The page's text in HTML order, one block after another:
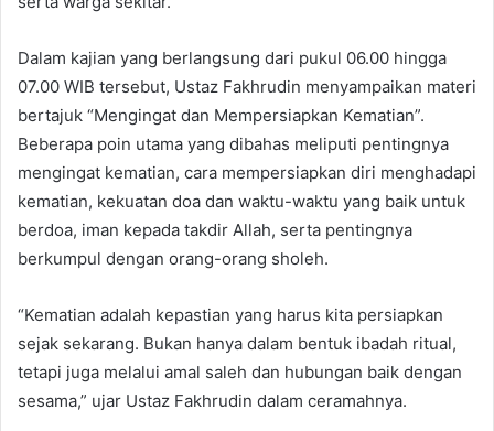
Dalam kajian yang berlangsung dari pukul 06.00 hingga
07.00 WIB tersebut, Ustaz Fakhrudin menyampaikan materi
bertajuk “Mengingat dan Mempersiapkan Kematian”.
Beberapa poin utama yang dibahas meliputi pentingnya
mengingat kematian, cara mempersiapkan diri menghadapi
kematian, kekuatan doa dan waktu-waktu yang baik untuk
berdoa, iman kepada takdir Allah, serta pentingnya
berkumpul dengan orang-orang sholeh.
“Kematian adalah kepastian yang harus kita persiapkan
sejak sekarang. Bukan hanya dalam bentuk ibadah ritual,
tetapi juga melalui amal saleh dan hubungan baik dengan
sesama,” ujar Ustaz Fakhrudin dalam ceramahnya.